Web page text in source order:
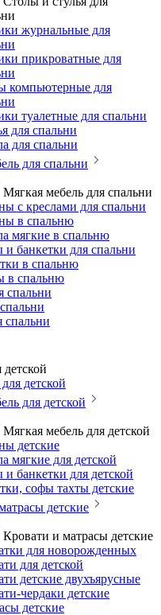
журнальные для
прикроватные для
компьютерные для
туалетные для спальни
для спальни
для спальни
для спальни
Мягкая мебель для спальни
с креслами для спальни
в спальню
мягкие в спальню
банкетки для спальни
в спальню
в спальню
спальни
спальни
детской
для детской
Мягкая мебель для детской
детские
мягкие для детской
банкетки для детской
софы тахты детские
детские
Кровати и матрасы детские
для новорожденных
для детской
детские двухъярусные
чердаки детские
детские